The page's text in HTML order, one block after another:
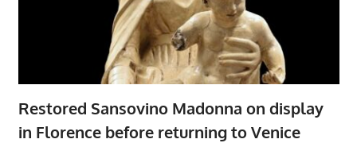
Restored Sansovino Madonna on display
in Florence before returning to Venice